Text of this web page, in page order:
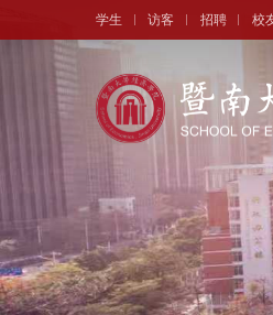
学生 访客 招聘 校
院长寄语
学院简介
历史沿革
现任领导
新闻中心
头条新闻
学术动态
学生天地
通知公告